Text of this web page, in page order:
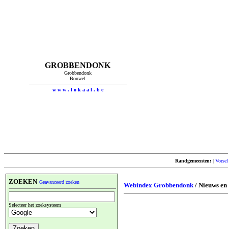
GROBBENDONK
Grobbendonk
Bouwel
w w w . l o k a a l . b e
Randgemeenten: |
ZOEKEN Geavanceerd zoeken
Selecteer het zoeksysteem
Webindex Grobbendonk/ Nieuws